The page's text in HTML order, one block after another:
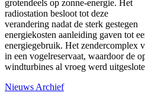
grotendeels op zonne-energie. Het
radiostation besloot tot deze
verandering nadat de sterk gestegen
energiekosten aanleiding gaven tot
energiegebruik. Het zendercomplex
in een vogelreservaat, waardoor de
windturbines al vroeg werd
Nieuws Archief